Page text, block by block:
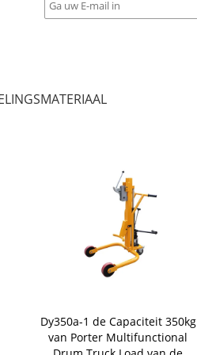
Dy350a-1 de Capaciteit 350kg
van Porter Multifunctional